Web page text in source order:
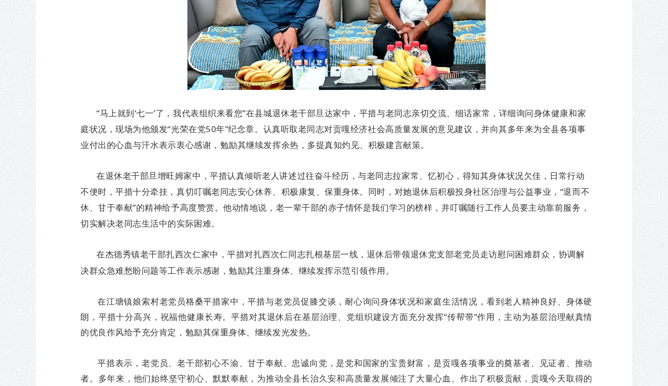
“马上就到‘七一’了，我代表组织来看您”在县城退休老干部旦达家中，平措与老同志亲切交流、细话家常，详细询问身体健康和家
庭状况，现场为他颁发“光荣在党50年”纪念章。认真听取老同志对贡嘎经济社会高质量发展的意见建议，并向其多年来为全县各项事
业付出的心血与汗水表示衷心感谢，勉励其继续发挥余热，多提真知灼见、积极建言献策。
在退休老干部旦增旺姆家中，平措认真倾听老人讲述过往奋斗经历，与老同志拉家常、忆初心，得知其身体状况欠佳，日常行动
不便时，平措十分牵挂，真切叮嘱老同志安心休养、积极康复、保重身体。同时，对她退休后积极投身社区治理与公益事业，“退而不
休、甘于奉献”的精神给予高度赞赏。他动情地说，老一辈干部的赤子情怀是我们学习的榜样，并叮嘱随行工作人员要主动靠前服务，
切实解决老同志生活中的实际困难。
在杰德秀镇老干部扎西次仁家中，平措对扎西次仁同志扎根基层一线，退休后带领退休党支部老党员走访慰问困难群众，协调解
决群众急难愁盼问题等工作表示感谢，勉励其注重身体、继续发挥示范引领作用。
在江塘镇娘索村老党员格桑平措家中，平措与老党员促膝交谈，耐心询问身体状况和家庭生活情况，看到老人精神良好、身体硬
朗，平措十分高兴，祝福他健康长寿。平措对其退休后在基层治理、党组织建设方面充分发挥“传帮带”作用，主动为基层治理献真情
的优良作风给予充分肯定，勉励其保重身体、继续发光发热。
平措表示，老党员、老干部初心不渝、甘于奉献、忠诚向党，是党和国家的宝贵财富，是贡嘎各项事业的奠基者、见证者、推动
者。多年来，他们始终坚守初心、默默奉献，为推动全县长治久安和高质量发展倾注了大量心血、作出了积极贡献，贡嘎今天取得的